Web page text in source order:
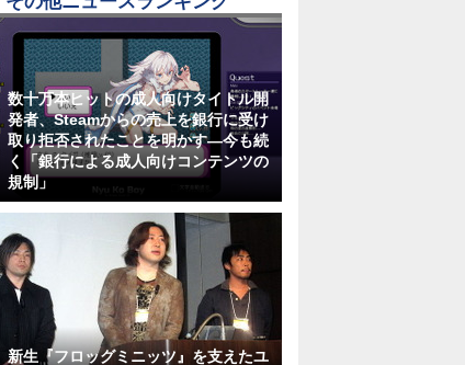
数十万本ヒットの成人向けタイトル開
発者、Steamからの売上を銀行に受け
取り拒否されたことを明かす―今も続
く「銀行による成人向けコンテンツの
規制」
新生『フロッグミニッツ』を支えたユ